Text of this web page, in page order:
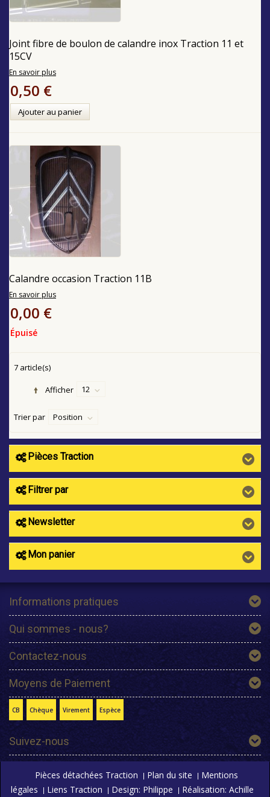
Joint fibre de boulon de calandre inox Traction 11 et
15CV
En savoir plus
0,50 €
Ajouter au panier
Calandre occasion Traction 11B
En savoir plus
0,00 €
Épuisé
7 article(s)
Afficher 12
Trier par Position
Pièces Traction
Filtrer par
Newsletter
Mon panier
Informations pratiques
Qui sommes - nous?
Contactez-nous
Moyens de Paiement
CB Chèque Virement Espèce
Suivez-nous
Pièces détachées Traction Plan du site
Mentions
légales
Liens Traction Design: Philippe Réalisation: Achille